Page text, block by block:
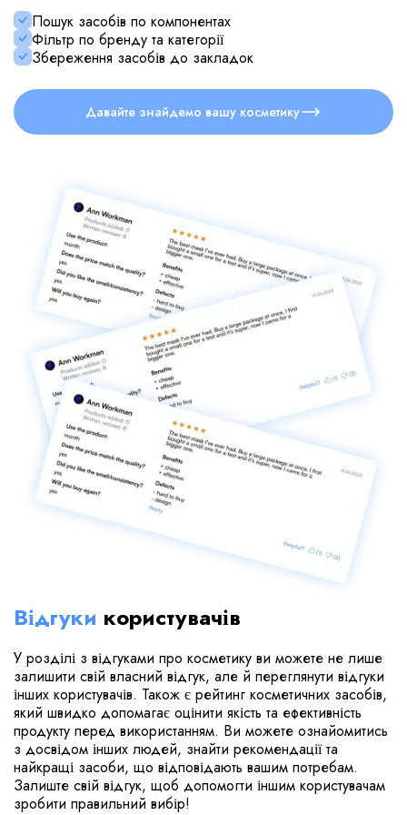
Пошук засобів по компонентах
Фільтр по бренду та категорії
Збереження засобів до закладок
Давайте знайдемо вашу косметику
Відгуки користувачів
У розділі з відгуками про косметику ви можете не лише
залишити свій власний відгук, але й переглянути відгуки
інших користувачів. Також є рейтинг косметичних засобів,
який швидко допомагає оцінити якість та ефективність
продукту перед використанням. Ви можете ознайомитись
з досвідом інших людей, знайти рекомендації та
найкращі засоби, що відповідають вашим потребам.
Залиште свій відгук, щоб допомогти іншим користувачам
зробити правильний вибір!